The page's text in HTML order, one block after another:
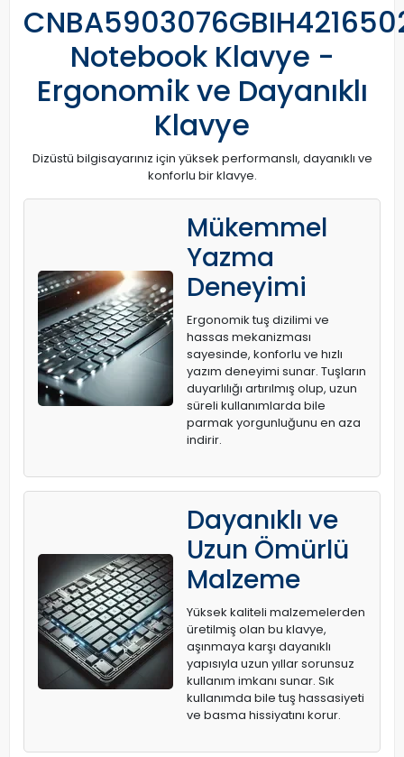
Notebook Klavye -
Ergonomik ve Dayanıklı
Klavye
Dizüstü bilgisayarınız için yüksek performanslı, dayanıklı ve
konforlu bir klavye.
Mükemmel
Yazma
Deneyimi
Ergonomik tuş dizilimi ve
hassas mekanizması
sayesinde, konforlu ve hızlı
yazım deneyimi sunar. Tuşların
duyarlılığı artırılmış olup, uzun
süreli kullanımlarda bile
parmak yorgunluğunu en aza
indirir.
Dayanıklı ve
Uzun Ömürlü
Malzeme
Yüksek kaliteli malzemelerden
üretilmiş olan bu klavye,
aşınmaya karşı dayanıklı
yapısıyla uzun yıllar sorunsuz
kullanım imkanı sunar. Sık
kullanımda bile tuş hassasiyeti
ve basma hissiyatını korur.